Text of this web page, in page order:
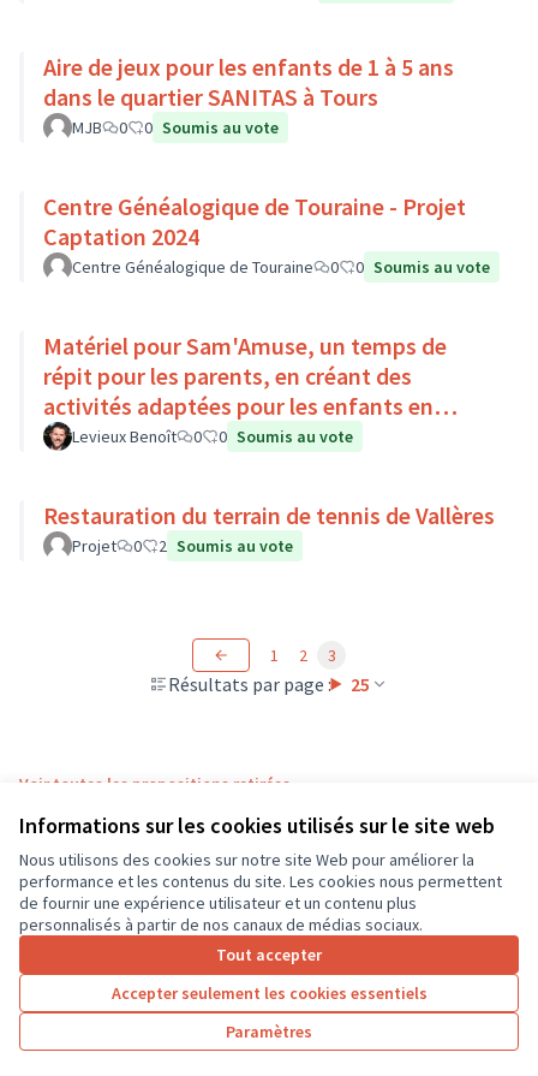
Informations sur les cookies utilisés sur le site web
Nous utilisons des cookies sur notre site Web pour améliorer la
performance et les contenus du site. Les cookies nous permettent
de fournir une expérience utilisateur et un contenu plus
personnalisés à partir de nos canaux de médias sociaux.
Tout accepter
Accepter seulement les cookies essentiels
Paramètres
Aire de jeux pour les enfants de 1 à 5 ans
dans le quartier SANITAS à Tours
MJB 0 0 Soumis au vote
Centre Généalogique de Touraine - Projet
Captation 2024
Centre Généalogique de Touraine 0 0 Soumis au vote
Matériel pour Sam'Amuse, un temps de
répit pour les parents, en créant des
activités adaptées pour les enfants en
situation de handicap
Levieux Benoît 0 0 Soumis au vote
Restauration du terrain de tennis de Vallères
Projet 0 2 Soumis au vote
Résultats par page : 25
1 2 3
Voir toutes les propositions retirées
Conditions d'utilisation
Paramètres des cookies
CD37 sur X
(Lien externe)
CD37 sur Facebook
CD37 sur Instagram
CD37 sur YouTube
(Lien externe)
Site réalisé grâce aulogiciel libre Decidim .
Licence
(Lien